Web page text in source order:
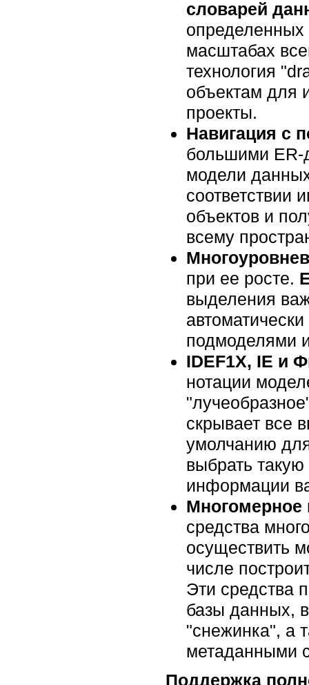
словарей
определенных
масштабах
технология
объектам для
проекты.
Навигация с
большими ER-
модели
соответствии
объектов и
всему
при ее росте.
выделения
подмоделями
IDEF1X, IE и
нотации
скрывает все
умолчанию
выбрать
информации
Многомерное
средства
осуществить
числе
Эти средства
базы данных,
"снежинка", а
метаданными
Поддержка